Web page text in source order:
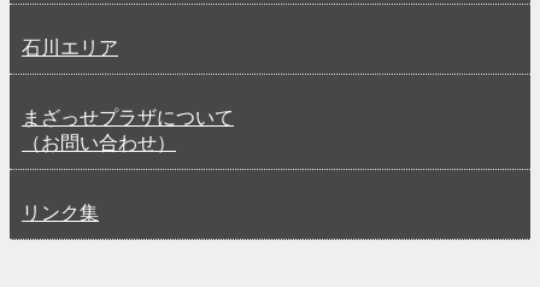
石川エリア
まざっせプラザについて
（お問い合わせ）
リンク集